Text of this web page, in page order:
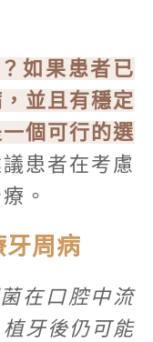
如果患者已
並且有穩定
個可行的選
患者在考慮
。
牙周病
在口腔中流
牙後仍可能